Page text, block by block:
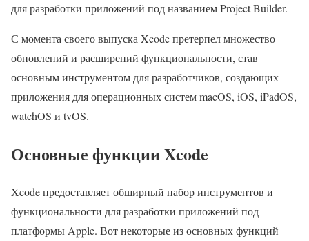
для разработки приложений под названием Project Builder.
С момента своего выпуска Xcode претерпел множество
обновлений и расширений функциональности, став
основным инструментом для разработчиков, создающих
приложения для операционных систем macOS, iOS, iPadOS,
watchOS и tvOS.
Основные функции Xcode
Xcode предоставляет обширный набор инструментов и
функциональности для разработки приложений под
платформы Apple. Вот некоторые из основных функций